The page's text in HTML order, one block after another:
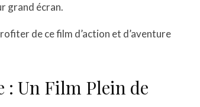
grand écran.
de ce film d’action et d’aventure
: Un Film Plein de